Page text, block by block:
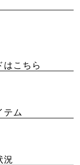
はこちら
テム
況